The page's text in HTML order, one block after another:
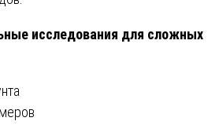
исследования для сложных